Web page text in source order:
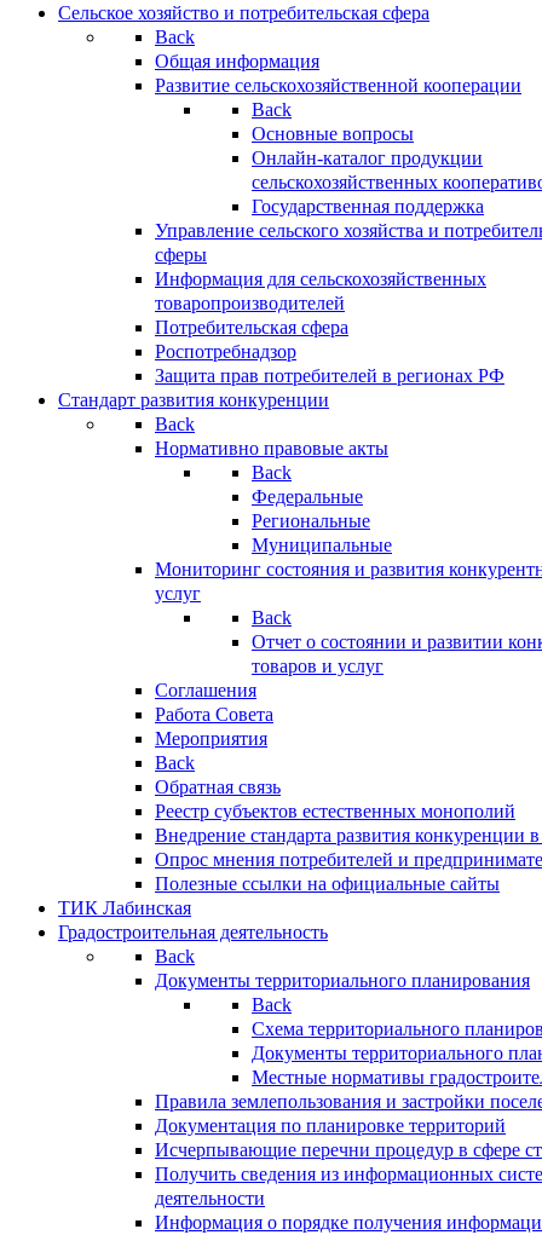
Сельское хозяйство и потребительская сфера
Back
Общая информация
Развитие сельскохозяйственной кооперации
Back
Основные вопросы
Онлайн-каталог продукции
сельскохозяйственных
Государственная поддержка
Управление сельского хозяйства и
сферы
Информация для сельскохозяйственных
товаропроизводителей
Потребительская сфера
Роспотребнадзор
Защита прав потребителей в регионах РФ
Стандарт развития конкуренции
Back
Нормативно правовые акты
Back
Федеральные
Региональные
Муниципальные
Мониторинг состояния и развития
услуг
Back
Отчет о состоянии и развитии
товаров и услуг
Соглашения
Работа Совета
Мероприятия
Back
Обратная связь
Реестр субъектов естественных монополий
Внедрение стандарта развития конкуренции
Опрос мнения потребителей и
Полезные ссылки на официальные сайты
ТИК Лабинская
Градостроительная деятельность
Back
Документы территориального планирования
Back
Схема территориального
Документы территориального
Местные нормативы
Правила землепользования и застройки
Документация по планировке территорий
Исчерпывающие перечни процедур в сфере
Получить сведения из информационных
деятельности
Информация о порядке получения